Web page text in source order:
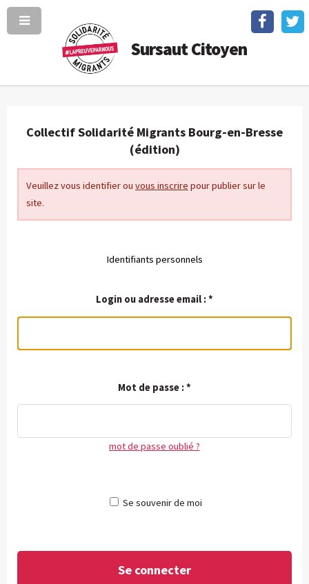
Sursaut Citoyen
Collectif Solidarité Migrants Bourg-en-Bresse
(édition)
Veuillez vous identifier ou vous inscrire pour publier sur le
site.
Identifiants personnels
Login ou adresse email :*
Mot de passe :*
mot de passe oublié ?
Se souvenir de moi